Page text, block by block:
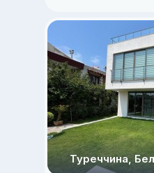
Туреччина,